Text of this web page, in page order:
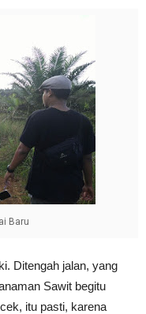
Baru
Ditengah jalan, yang
Sawit begitu
itu pasti, karena